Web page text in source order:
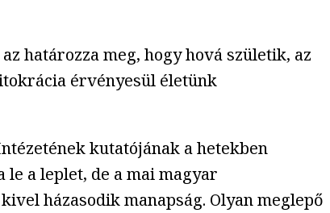
határozza meg, hogy hová születik, az
érvényesül életünk
kutatójának a hetekben
a leplet, de a mai magyar
házasodik manapság. Olyan meglepő